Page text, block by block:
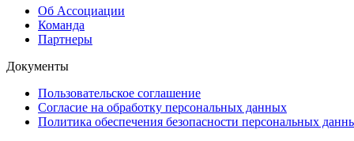
Об Ассоциации
Команда
Партнеры
Документы
Пользовательское соглашение
Согласие на обработку персональных данных
Политика обеспечения безопасности персональных